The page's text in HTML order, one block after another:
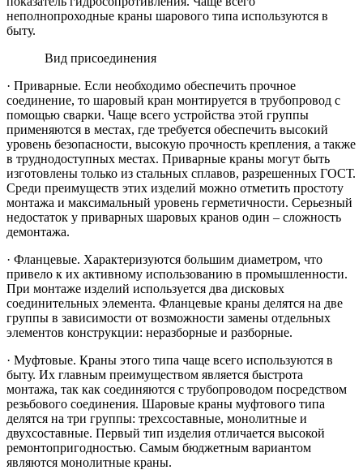
неполнопроходные краны шарового типа используются в
быту.
Вид присоединения
· Приварные. Если необходимо обеспечить прочное
соединение, то шаровый кран монтируется в трубопровод с
помощью сварки. Чаще всего устройства этой группы
применяются в местах, где требуется обеспечить высокий
уровень безопасности, высокую прочность крепления, а также
в труднодоступных местах. Приварные краны могут быть
изготовлены только из стальных сплавов, разрешенных ГОСТ.
Среди преимуществ этих изделий можно отметить простоту
монтажа и максимальный уровень герметичности. Серьезный
недостаток у приварных шаровых кранов один – сложность
демонтажа.
· Фланцевые. Характеризуются большим диаметром, что
привело к их активному использованию в промышленности.
При монтаже изделий используется два дисковых
соединительных элемента. Фланцевые краны делятся на две
группы в зависимости от возможности замены отдельных
элементов конструкции: неразборные и разборные.
· Муфтовые. Краны этого типа чаще всего используются в
быту. Их главным преимуществом является быстрота
монтажа, так как соединяются с трубопроводом посредством
резьбового соединения. Шаровые краны муфтового типа
делятся на три группы: трехсоставные, монолитные и
двухсоставные. Первый тип изделия отличается высокой
ремонтопригодностью. Самым бюджетным вариантом
являются монолитные краны.